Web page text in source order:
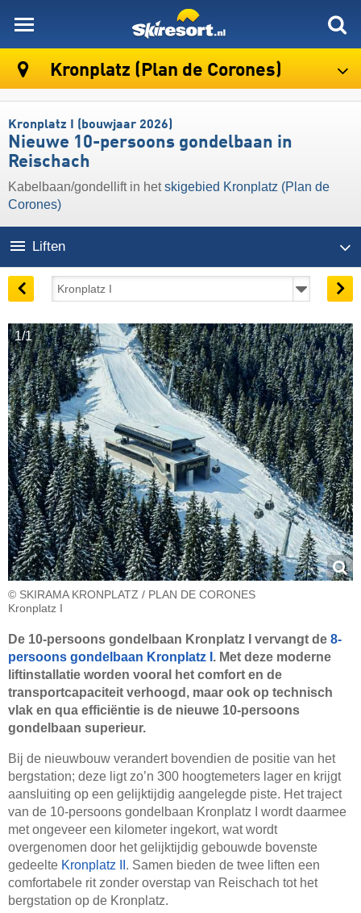
Kronplatz (Plan de Corones)
Kronplatz I (bouwjaar 2026)
Nieuwe 10-persoons gondelbaan in
Reischach
Kabelbaan/gondellift in hetskigebied Kronplatz (Plan de
Corones)
Liften
1/1
© SKIRAMA KRONPLATZ / PLAN DE CORONES
Kronplatz I
De 10-persoons gondelbaan Kronplatz I vervangt de 8-
persoons gondelbaan Kronplatz I . Met deze moderne
liftinstallatie worden vooral het comfort en de
transportcapaciteit verhoogd, maar ook op technisch
vlak en qua efficiëntie is de nieuwe 10-persoons
gondelbaan superieur.
Bij de nieuwbouw verandert bovendien de positie van het
bergstation; deze ligt zo’n 300 hoogtemeters lager en krijgt
aansluiting op een gelijktijdig aangelegde piste. Het traject
van de 10-persoons gondelbaan Kronplatz I wordt daarmee
met ongeveer een kilometer ingekort, wat wordt
overgenomen door het gelijktijdig gebouwde bovenste
gedeelte Kronplatz II . Samen bieden de twee liften een
comfortabele rit zonder overstap van Reischach tot het
bergstation op de Kronplatz.